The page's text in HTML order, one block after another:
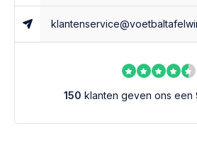
150 klanten geven ons een